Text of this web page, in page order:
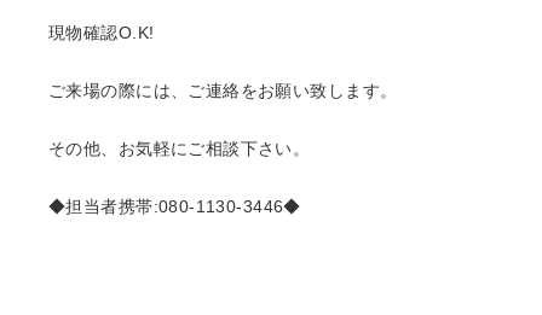
現物確認O.K!
ご来場の際には、ご連絡をお願い致します。
その他、お気軽にご相談下さい。
◆担当者携帯:080-1130-3446◆